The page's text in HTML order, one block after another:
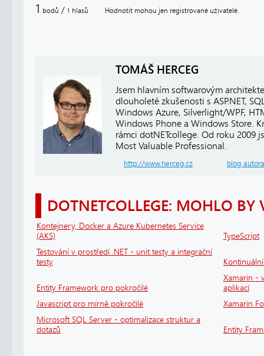
1 bodů / 1 hlasů Hodnotit mohou jen registrované uživatelé.
TOMÁŠ HERCEG
Jsem hlavním softwarovým
dlouholeté zkušenosti s ASP.NET,
Windows Azure, Silverlight/WPF,
Windows Phone a Windows Store.
rámci dotNETcollege. Od roku 2009
Most Valuable Professional.
http://www.herceg.cz blog autora
DOTNETCOLLEGE: MOHLO BY
Kontejnery, Docker a Azure Kubernetes Service
(AKS)
TypeScript
Testování v prostředí .NET - unit testy a integrační
testy
Entity Framework pro pokročilé
Xamarin -
aplikací
Javascript pro mírně pokročilé
Xamarin
Microsoft SQL Server - optimalizace struktur a
dotazů
Entity